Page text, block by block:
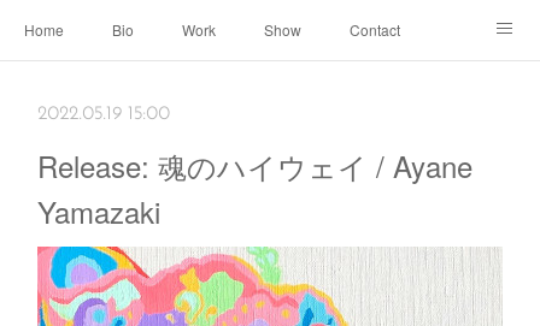
Home Bio Work Show Contact
2022.05.19 15:00
Release: 魂のハイウェイ / Ayane
Yamazaki